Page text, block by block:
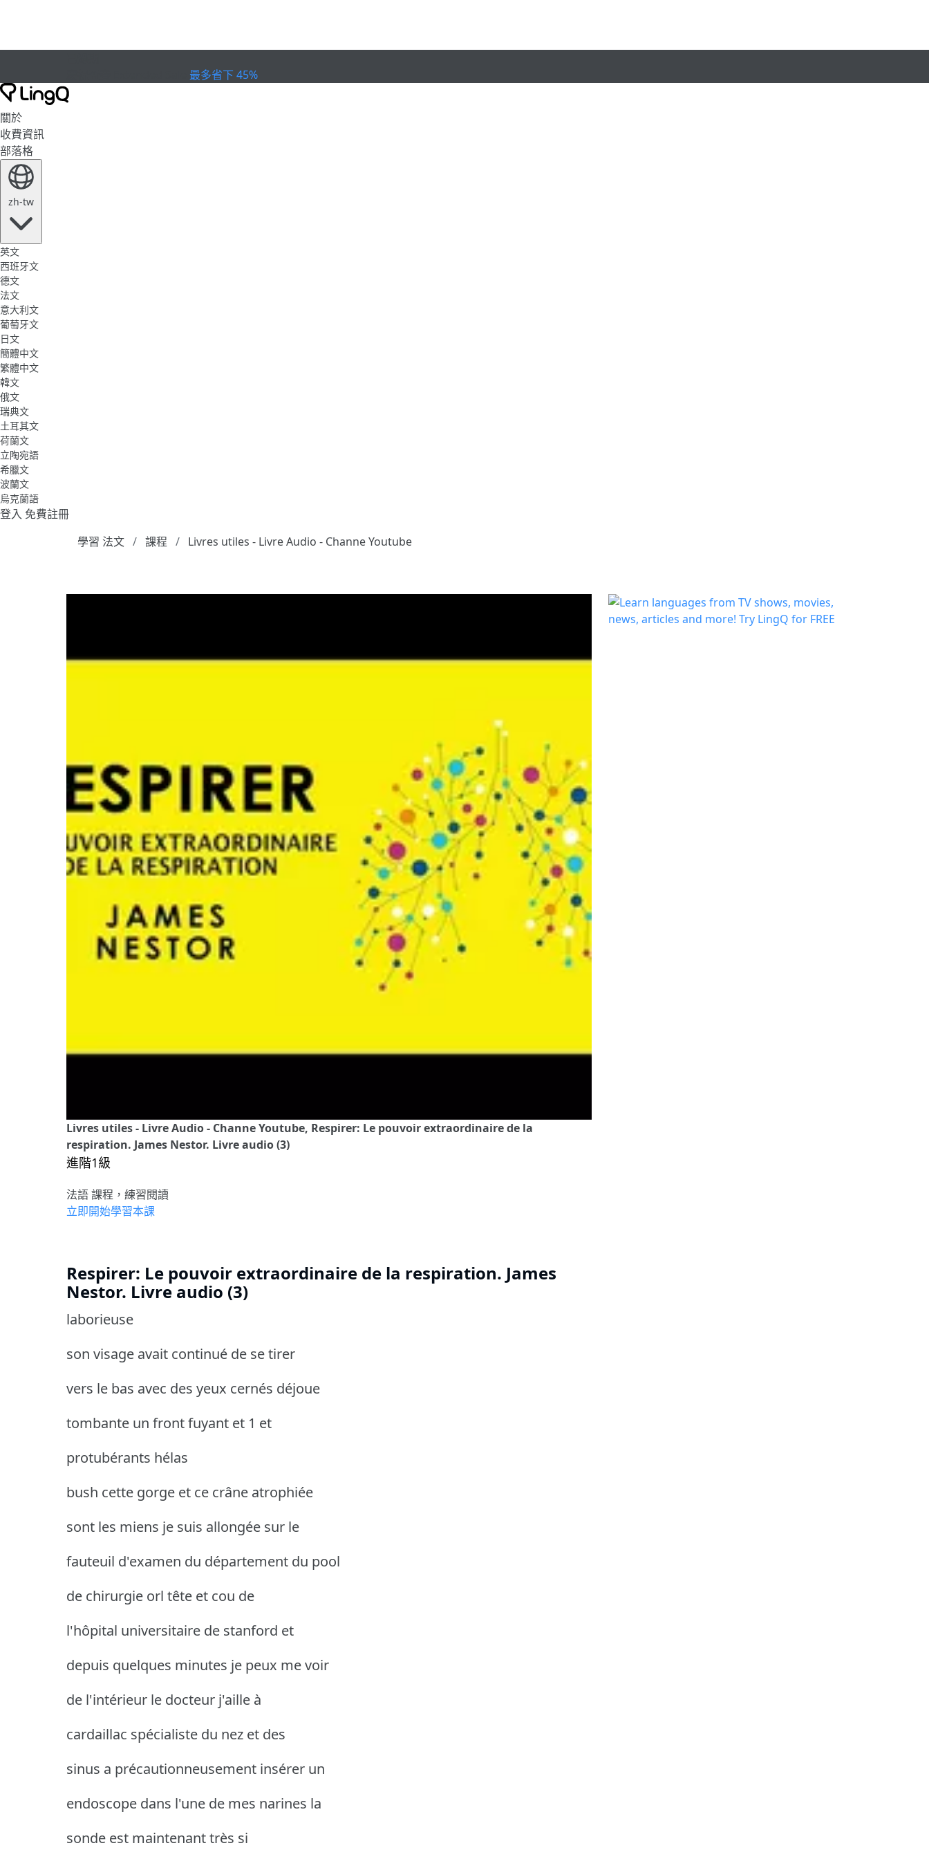
最多省下 45%
關於
收費資訊
部落格
zh-tw
英文
西班牙文
德文
法文
意大利文
葡萄牙文
日文
簡體中文
繁體中文
韓文
俄文
瑞典文
土耳其文
荷蘭文
立陶宛語
希臘文
波蘭文
烏克蘭語
登入 免費註冊
學習 法文
課程 Livres utiles - Livre Audio - Channe Youtube
Livres utiles - Livre Audio - Channe Youtube, Respirer: Le pouvoir extraordinaire de la
respiration. James Nestor. Livre audio (3)
進階1級
法語 課程，練習閱讀
立即開始學習本課
Respirer: Le pouvoir extraordinaire de la respiration. James
Nestor. Livre audio (3)
laborieuse
son visage avait continué de se tirer
vers le bas avec des yeux cernés déjoue
tombante un front fuyant et 1 et
protubérants hélas
bush cette gorge et ce crâne atrophiée
sont les miens je suis allongée sur le
fauteuil d'examen du département du pool
de chirurgie orl tête et cou de
l'hôpital universitaire de stanford et
depuis quelques minutes je peux me voir
de l'intérieur le docteur j'aille à
cardaillac spécialiste du nez et des
sinus a précautionneusement insérer un
endoscope dans l'une de mes narines la
sonde est maintenant très si